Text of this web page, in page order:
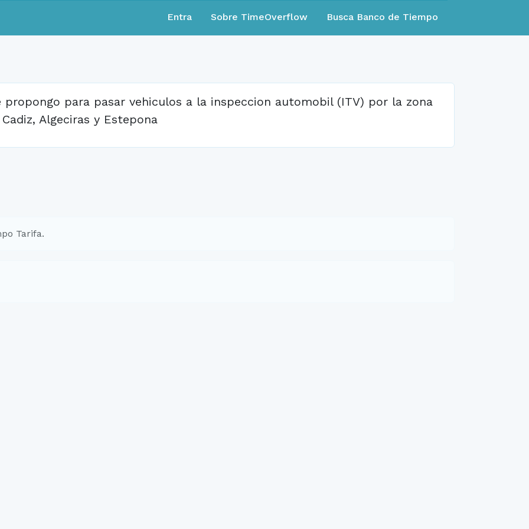
Entra Sobre TimeOverflow Busca Banco de Tiempo
propongo para pasar vehiculos a la inspeccion automobil (ITV) por la zona
Algeciras y Estepona
Tarifa.